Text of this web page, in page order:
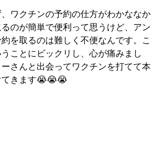
ワクチンの予約の仕方がわかななか
のが簡単で便利って思うけど、アン
を取るのは難しく不便なんです。こ
ことにビックリし、心が痛みまし
さんと出会ってワクチンを打てて本
てきます😭😭😭